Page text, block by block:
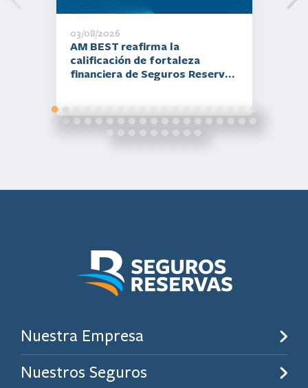
AM BEST reafirma la
calificación de fortaleza
financiera de Seguros Reservas
plazo a- (excelente)
03/08/2026
Nuestra Empresa
Nuestros Seguros